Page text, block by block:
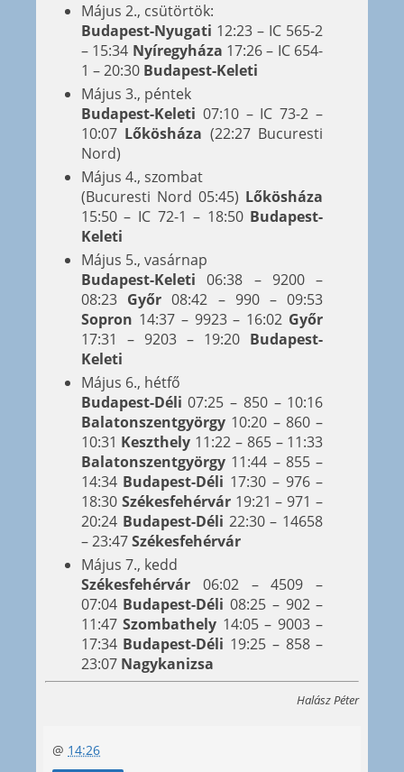
Május 2., csütörtök:
Budapest-Nyugati 12:23 – IC 565-2
– 15:34 Nyíregyháza 17:26 – IC 654-
1 – 20:30 Budapest-Keleti
Május 3., péntek
Budapest-Keleti 07:10 – IC 73-2 –
10:07 Lőkösháza (22:27 Bucuresti
Nord)
Május 4., szombat
(Bucuresti Nord 05:45) Lőkösháza
15:50 – IC 72-1 – 18:50 Budapest-
Keleti
Május 5., vasárnap
Budapest-Keleti 06:38 – 9200 –
08:23 Győr08:42 – 990 – 09:53
Sopron 14:37 – 9923 – 16:02 Győr
17:31 – 9203 – 19:20 Budapest-
Keleti
Május 6., hétfő
Budapest-Déli 07:25 – 850 – 10:16
Balatonszentgyörgy10:20 – 860 –
10:31 Keszthely 11:22 – 865 – 11:33
Balatonszentgyörgy11:44 – 855 –
14:34 Budapest-Déli 17:30 – 976 –
18:30 Székesfehérvár19:21 – 971 –
20:24 Budapest-Déli 22:30 – 14658
– 23:47Székesfehérvár
Május 7., kedd
Székesfehérvár06:02 – 4509 –
07:04 Budapest-Déli 08:25 – 902 –
11:47Szombathely 14:05 – 9003 –
17:34 Budapest-Déli 19:25 – 858 –
23:07 Nagykanizsa
Halász Péter
@ 14:26